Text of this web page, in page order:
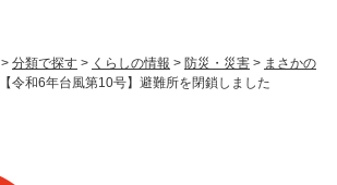
> 分類で探す > くらしの情報 > 防災・災害 > まさかの
【令和6年台風第10号】避難所を閉鎖しました